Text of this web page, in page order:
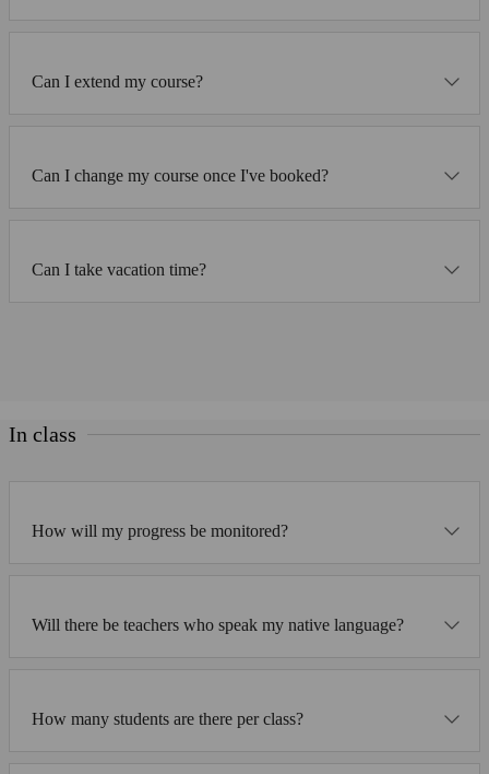
Can I extend my course?
Can I change my course once I've booked?
Can I take vacation time?
In class
How will my progress be monitored?
Will there be teachers who speak my native language?
How many students are there per class?